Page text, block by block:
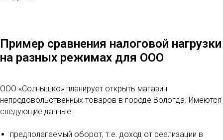
Пример сравнения налоговой нагрузки
на разных режимах для ООО
ООО «Солнышко» планирует открыть магазин
непродовольственных товаров в городе Вологда. Имеются
следующие данные:
предполагаемый оборот, т.е. доход от реализации в